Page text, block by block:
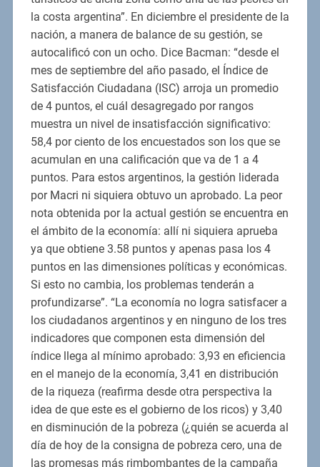
la costa argentina”. En diciembre el presidente de la
nación, a manera de balance de su gestión, se
autocalificó con un ocho. Dice Bacman: “desde el
mes de septiembre del año pasado, el Índice de
Satisfacción Ciudadana (ISC) arroja un promedio
de 4 puntos, el cuál desagregado por rangos
muestra un nivel de insatisfacción significativo:
58,4 por ciento de los encuestados son los que se
acumulan en una calificación que va de 1 a 4
puntos. Para estos argentinos, la gestión liderada
por Macri ni siquiera obtuvo un aprobado. La peor
nota obtenida por la actual gestión se encuentra en
el ámbito de la economía: allí ni siquiera aprueba
ya que obtiene 3.58 puntos y apenas pasa los 4
puntos en las dimensiones políticas y económicas.
Si esto no cambia, los problemas tenderán a
profundizarse”. “La economía no logra satisfacer a
los ciudadanos argentinos y en ninguno de los tres
indicadores que componen esta dimensión del
índice llega al mínimo aprobado: 3,93 en eficiencia
en el manejo de la economía, 3,41 en distribución
de la riqueza (reafirma desde otra perspectiva la
idea de que este es el gobierno de los ricos) y 3,40
en disminución de la pobreza (¿quién se acuerda al
día de hoy de la consigna de pobreza cero, una de
las promesas más rimbombantes de la campaña